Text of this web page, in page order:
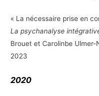
« La nécessaire prise en
La psychanalyse
Brouet et Carolinbe Ulmer-
2023
2020